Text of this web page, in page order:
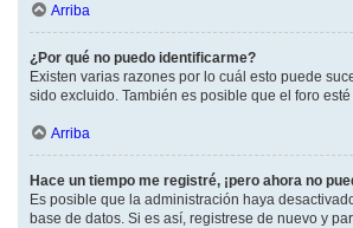
Arriba
¿Por qué no puedo identificarme?
Existen varias razones por lo cuál esto puede
sido excluido. También es posible que el foro
Arriba
Hace un tiempo me registré, ¡pero ahora no
Es posible que la administración haya
base de datos. Si es así, registrese de nuevo y